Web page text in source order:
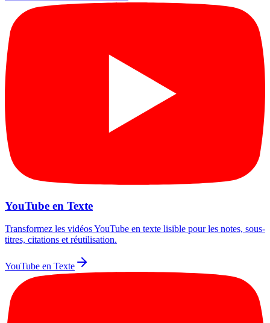
YouTube en Texte
Transformez les vidéos YouTube en texte lisible pour les notes, sous-
titres, citations et réutilisation.
YouTube en Texte